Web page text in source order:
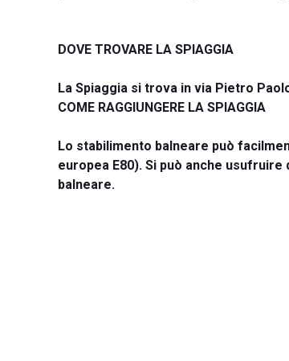
DOVE TROVARE LA SPIAGGIA
La Spiaggia si trova in via Pietro
COME RAGGIUNGERE LA SPIAGGIA
Lo stabilimento balneare può
europea E80). Si può anche
balneare.